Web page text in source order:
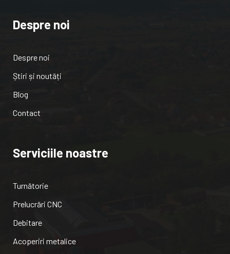
Despre noi
Despre noi
Știri și noutăți
Blog
Contact
Serviciile noastre
Turnătorie
Prelucrări CNC
Debitare
Acoperiri metalice